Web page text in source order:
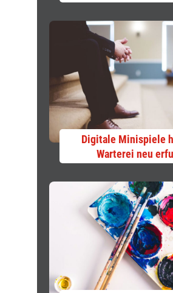
Digitale Minispiele
Warterei neu